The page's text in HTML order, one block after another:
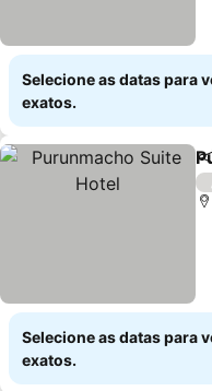
Selecione as datas para
exatos.
Selecione as datas para
exatos.